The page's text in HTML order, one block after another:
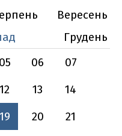
Вересень
Грудень
05 06
07
12 13
14
19 20
21